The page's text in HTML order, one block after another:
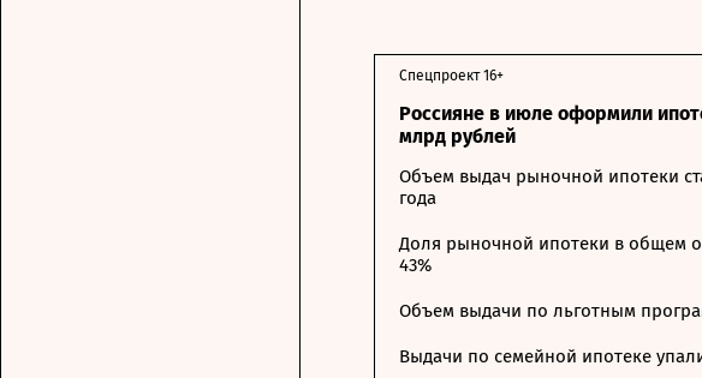
Россияне в июле оформили
млрд рублей
Спецпроект 16+
Объем выдач рыночной ипотеки
года
Доля рыночной ипотеки в общем
43%
Объем выдачи по льготным
Выдачи по семейной ипотеке